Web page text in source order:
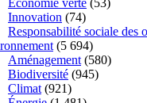
Innovation (74)
Responsabilité sociale des
(5 694)
Aménagement (580)
Biodiversité (945)
Climat (921)